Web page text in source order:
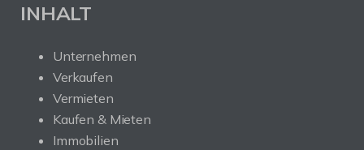
INHALT
Unternehmen
Verkaufen
Vermieten
Kaufen & Mieten
Immobilien